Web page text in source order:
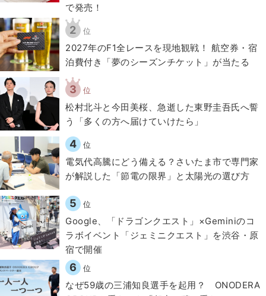
で発売！
2 位
2027年のF1全レースを現地観戦！ 航空券・宿
泊費付き「夢のシーズンチケット」が当たる
3 位
松村北斗と今田美桜、急逝した東野圭吾氏へ誓
う「多くの方へ届けていけたら」
4 位
電気代高騰にどう備える？さいたま市で専門家
が解説した「節電の限界」と太陽光の選び方
5 位
Google、「ドラゴンクエスト」×Geminiのコ
ラボイベント「ジェミニクエスト」を渋谷・原
宿で開催
6 位
なぜ59歳の三浦知良選手を起用？ ONODERA